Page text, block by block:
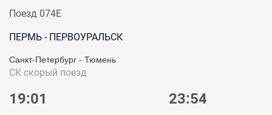
Поезд 074Е
ПЕРМЬ - ПЕРВОУРАЛЬСК
Санкт-Петербург - Тюмень
СК скорый поезд
19:01 23:54